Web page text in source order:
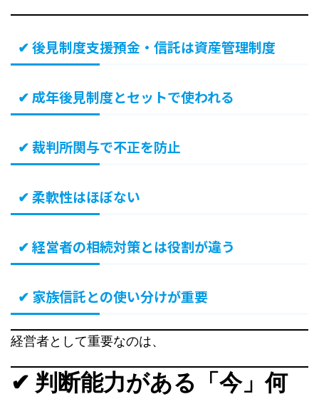
✔ 後見制度支援預金・信託は資産管理制度
✔ 成年後見制度とセットで使われる
✔ 裁判所関与で不正を防止
✔ 柔軟性はほぼない
✔ 経営者の相続対策とは役割が違う
✔ 家族信託との使い分けが重要
経営者として重要なのは、
✔ 判断能力がある「今」何